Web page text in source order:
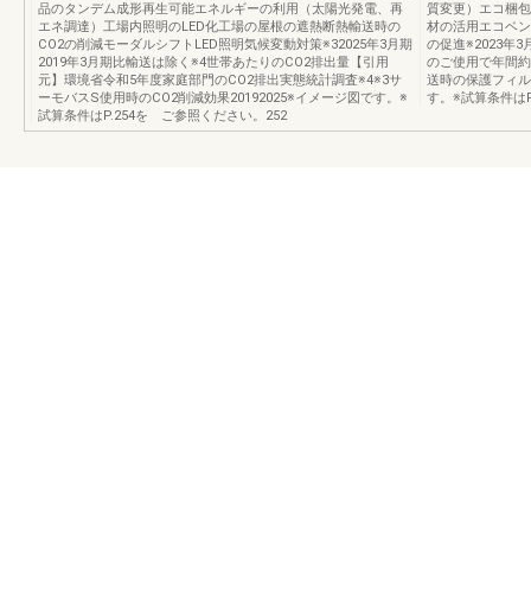
品のタンデム成形再生可能エネルギーの利用（太陽光発電、再
エネ調達）工場内照明のLED化工場の屋根の遮熱断熱輸送時の
CO2の削減モーダルシフトLED照明気候変動対策※32025年3月期
2019年3月期比輸送は除く※4世帯あたりのCO2排出量【引用
元】環境省令和5年度家庭部門のCO2排出実態統計調査※4※3サ
ーモバスS使用時のCO2削減効果20192025※イメージ図です。※
試算条件はP.254を ご参照ください。252
質変更）エコ梱
材の活用エコベ
の促進※2023年3
のご使用で年間
送時の保護フィ
す。※試算条件は